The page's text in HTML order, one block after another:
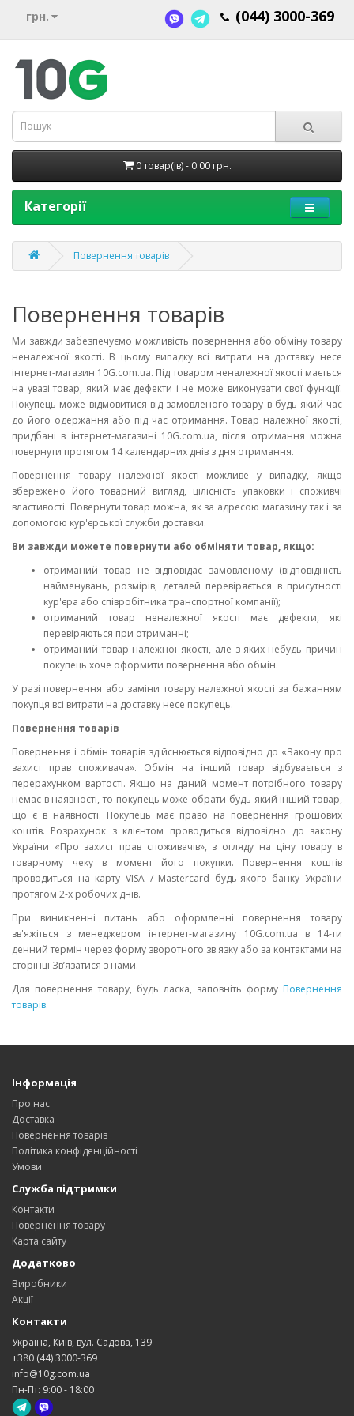
грн. (044) 3000-369
0 товар(ів) - 0.00 грн.
Категорії
Повернення товарів
Повернення товарів
Ми завжди забезпечуємо можливість повернення або обміну товару
неналежної якості. В цьому випадку всі витрати на доставку несе
інтернет-магазин 10G.com.ua. Під товаром неналежної якості мається
на увазі товар, який має дефекти і не може виконувати свої функції.
Покупець може відмовитися від замовленого товару в будь-який час
до його одержання або під час отримання. Товар належної якості,
придбані в інтернет-магазині 10G.com.ua, після отримання можна
повернути протягом 14 календарних днів з дня отримання.
Повернення товару належної якості можливе у випадку, якщо
збережено його товарний вигляд, цілісність упаковки і споживчі
властивості. Повернути товар можна, як за адресою магазину так і за
допомогою кур'єрської служби доставки.
Ви завжди можете повернути або обміняти товар, якщо:
отриманий товар не відповідає замовленому (відповідність
найменувань, розмірів, деталей перевіряється в присутності
кур'єра або співробітника транспортної компанії);
отриманий товар неналежної якості має дефекти, які
перевіряються при отриманні;
отриманий товар належної якості, але з яких-небудь причин
покупець хоче оформити повернення або обмін.
У разі повернення або заміни товару належної якості за бажанням
покупця всі витрати на доставку несе покупець.
Повернення товарів
Повернення і обмін товарів здійснюється відповідно до «Закону про
захист прав споживача». Обмін на інший товар відбувається з
перерахунком вартості. Якщо на даний момент потрібного товару
немає в наявності, то покупець може обрати будь-який інший товар,
що є в наявності. Покупець має право на повернення грошових
коштів. Розрахунок з клієнтом проводиться відповідно до закону
України «Про захист прав споживачів», з огляду на ціну товару в
товарному чеку в момент його покупки. Повернення коштів
проводиться на карту VISA / Mastercard будь-якого банку України
протягом 2-х робочих днів.
При виникненні питань або оформленні повернення товару
зв'яжіться з менеджером інтернет-магазину 10G.com.ua в 14-ти
денний термін через форму зворотного зв'язку або за контактами на
сторінці Зв’язатися з нами.
Для повернення товару, будь ласка, заповніть форму Повернення
товарів.
Інформація
Про нас
Доставка
Повернення товарів
Політика конфіденційності
Умови
Служба підтримки
Контакти
Повернення товару
Карта сайту
Додатково
Виробники
Акції
Контакти
Україна, Київ, вул. Садова, 139
+380 (44) 3000-369
info@10g.com.ua
Пн-Пт: 9:00 - 18:00